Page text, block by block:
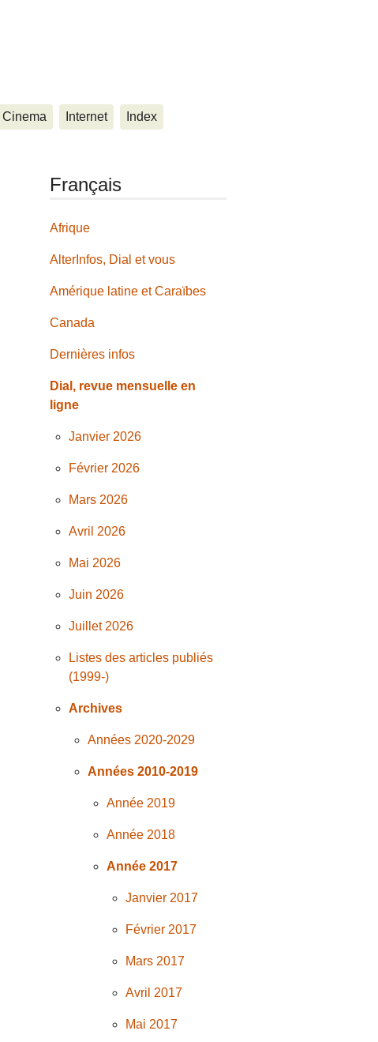
Cinema Internet Index
Français
Afrique
AlterInfos, Dial et vous
Amérique latine et Caraïbes
Canada
Dernières infos
Dial, revue mensuelle en
ligne
Janvier 2026
Février 2026
Mars 2026
Avril 2026
Mai 2026
Juin 2026
Juillet 2026
Listes des articles publiés
(1999-)
Archives
Années 2020-2029
Années 2010-2019
Année 2019
Année 2018
Année 2017
Janvier 2017
Février 2017
Mars 2017
Avril 2017
Mai 2017